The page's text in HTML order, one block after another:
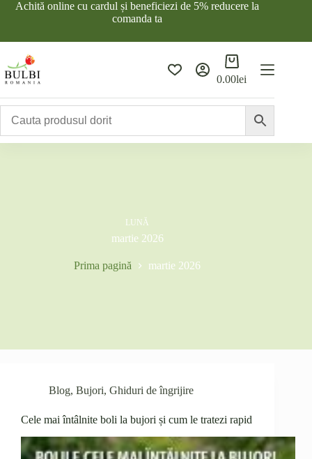
Achită online cu cardul și beneficiezi de 5% reducere la
comanda ta
Coș
de
cumpărături
0.00lei
LUNĂ
martie 2026
Prima pagină martie 2026
Blog, Bujori, Ghiduri de îngrijire
Cele mai întâlnite boli la bujori și cum le tratezi rapid